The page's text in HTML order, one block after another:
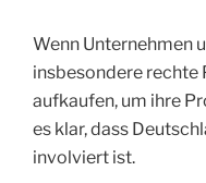
Wenn Unternehmen
insbesondere rechte
aufkaufen, um ihre
es klar, dass
involviert ist.